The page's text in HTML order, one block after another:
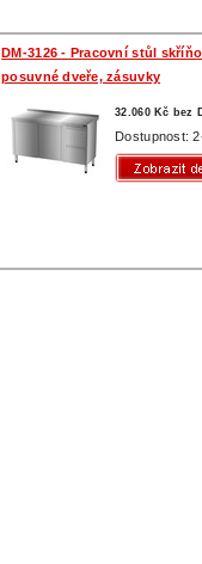
DM-3126 - Pracovní stůl
posuvné dveře, zásuvky
32.060 Kč bez
Dostupnost: